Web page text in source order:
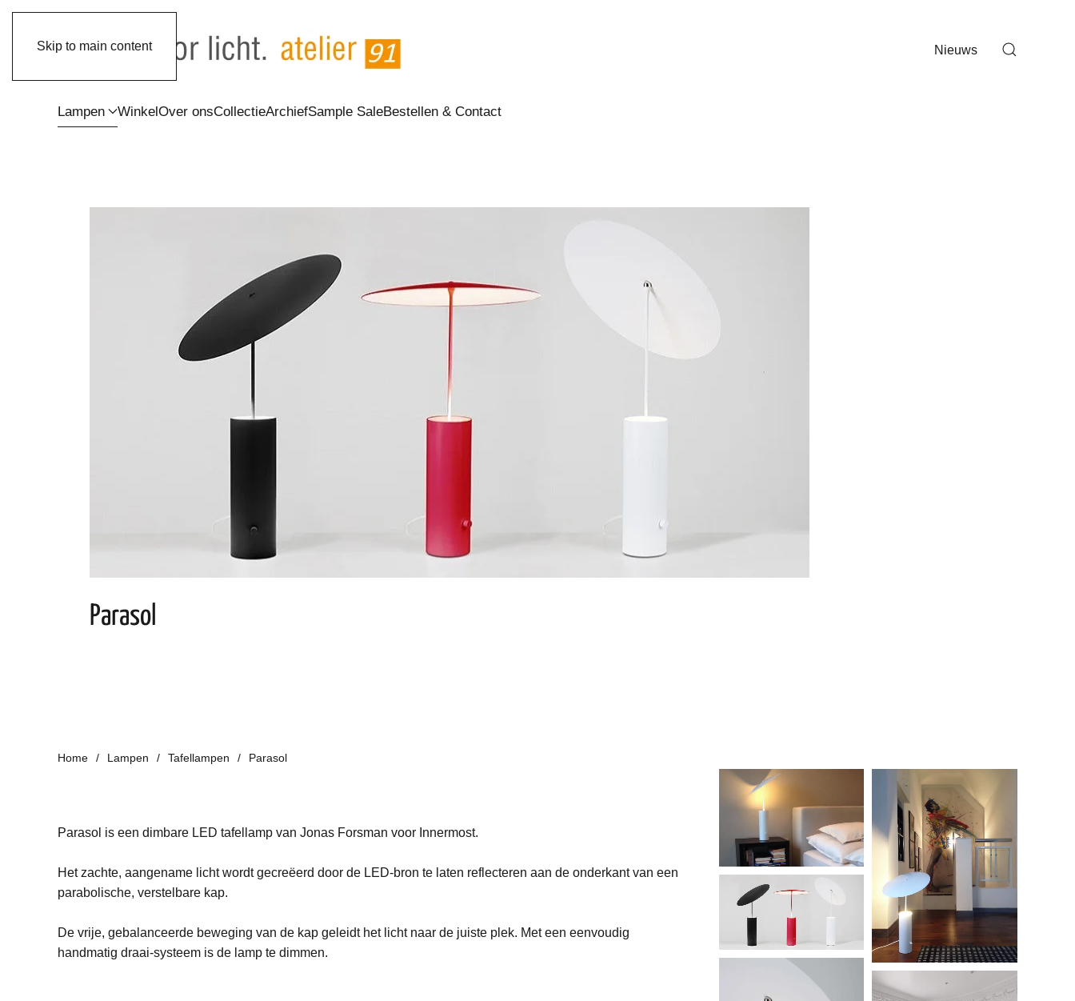
Skip to main content Nieuws
Lampen WinkelOver onsCollectieArchiefSample SaleBestellen & Contact
Parasol
Home Lampen Tafellampen Parasol
Parasol is een dimbare LED tafellamp van Jonas Forsman voor Innermost.
Het zachte, aangename licht wordt gecreëerd door de LED-bron te laten reflecteren aan de onderkant van een
parabolische, verstelbare kap.
De vrije, gebalanceerde beweging van de kap geleidt het licht naar de juiste plek. Met een eenvoudig
handmatig draai-systeem is de lamp te dimmen.